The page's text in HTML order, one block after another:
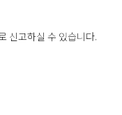
신고하실 수 있습니다.